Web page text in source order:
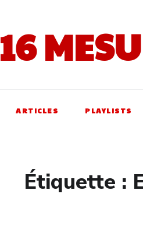
16
ARTICLES PLAYLISTS
Étiquette :